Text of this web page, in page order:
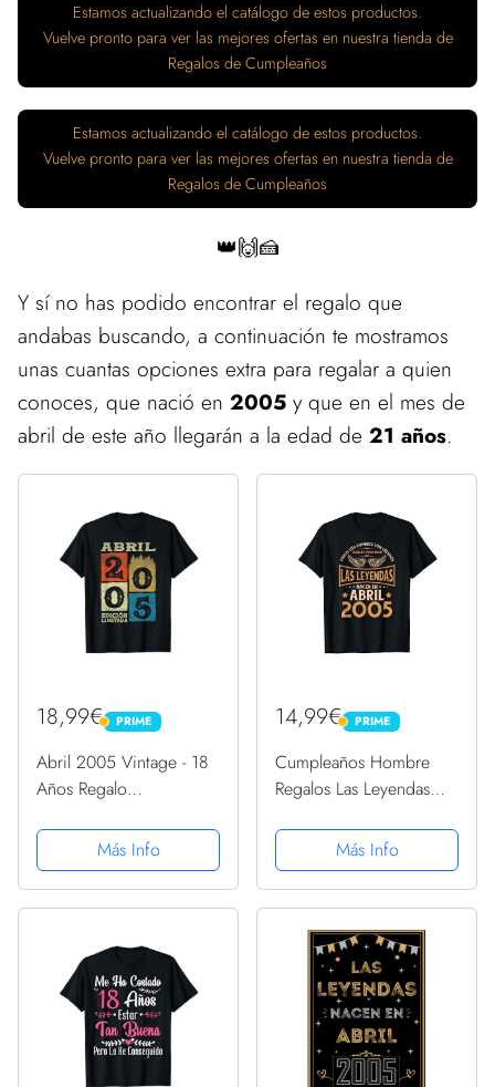
Estamos actualizando el catálogo de estos productos.
Vuelve pronto para ver las mejores ofertas en nuestra tienda de
Regalos de Cumpleaños
Estamos actualizando el catálogo de estos productos.
Vuelve pronto para ver las mejores ofertas en nuestra tienda de
Regalos de Cumpleaños
👑🙌🍰
Y sí no has podido encontrar el regalo que
andabas buscando, a continuación te mostramos
unas cuantas opciones extra para regalar a quien
conoces, que nació en 2005 y que en el mes de
abril de este año llegarán a la edad de 21 años.
18,99€ PRIME
PRIME
Abril 2005 Vintage - 18
Años Regalo
CamisetaMás Info
14,99€ PRIME
PRIME
Cumpleaños Hombre
Regalos Las Leyendas
Más Info